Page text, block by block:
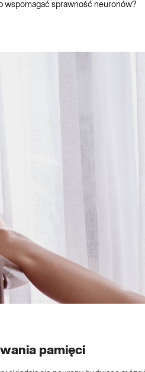
wspomagać sprawność neuronów?
pamięci